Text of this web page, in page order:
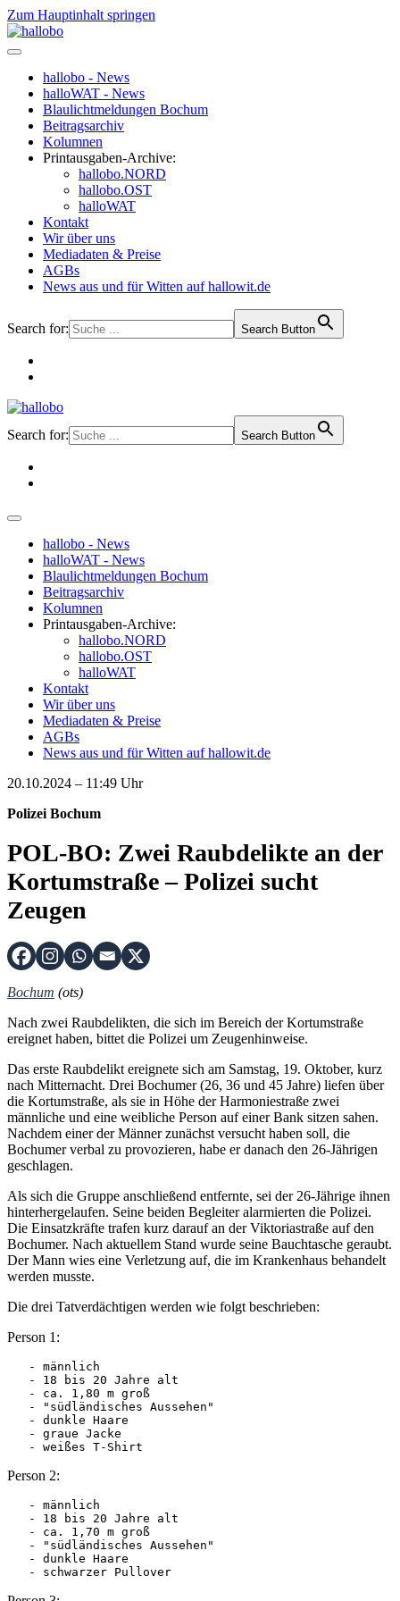
Zum Hauptinhalt springen
hallobo - News
halloWAT - News
Blaulichtmeldungen Bochum
Beitragsarchiv
Kolumnen
Printausgaben-Archive:
hallobo.NORD
hallobo.OST
halloWAT
Kontakt
Wir über uns
Mediadaten & Preise
AGBs
News aus und für Witten auf hallowit.de
Search for: Search Button
Search for: Search Button
hallobo - News
halloWAT - News
Blaulichtmeldungen Bochum
Beitragsarchiv
Kolumnen
Printausgaben-Archive:
hallobo.NORD
hallobo.OST
halloWAT
Kontakt
Wir über uns
Mediadaten & Preise
AGBs
News aus und für Witten auf hallowit.de
20.10.2024 – 11:49 Uhr
Polizei Bochum
POL-BO: Zwei Raubdelikte an der
Kortumstraße – Polizei sucht
Zeugen
Bochum (ots)
Nach zwei Raubdelikten, die sich im Bereich der Kortumstraße
ereignet haben, bittet die Polizei um Zeugenhinweise.
Das erste Raubdelikt ereignete sich am Samstag, 19. Oktober, kurz
nach Mitternacht. Drei Bochumer (26, 36 und 45 Jahre) liefen über
die Kortumstraße, als sie in Höhe der Harmoniestraße zwei
männliche und eine weibliche Person auf einer Bank sitzen sahen.
Nachdem einer der Männer zunächst versucht haben soll, die
Bochumer verbal zu provozieren, habe er danach den 26-Jährigen
geschlagen.
Als sich die Gruppe anschließend entfernte, sei der 26-Jährige ihnen
hinterhergelaufen. Seine beiden Begleiter alarmierten die Polizei.
Die Einsatzkräfte trafen kurz darauf an der Viktoriastraße auf den
Bochumer. Nach aktuellem Stand wurde seine Bauchtasche geraubt.
Der Mann wies eine Verletzung auf, die im Krankenhaus behandelt
werden musste.
Die drei Tatverdächtigen werden wie folgt beschrieben:
Person 1:
   - männlich
   - 18 bis 20 Jahre alt
   - ca. 1,80 m groß
   - "südländisches Aussehen"
   - dunkle Haare
   - graue Jacke
   - weißes T-Shirt
Person 2:
   - männlich
   - 18 bis 20 Jahre alt
   - ca. 1,70 m groß
   - "südländisches Aussehen"
   - dunkle Haare
   - schwarzer Pullover